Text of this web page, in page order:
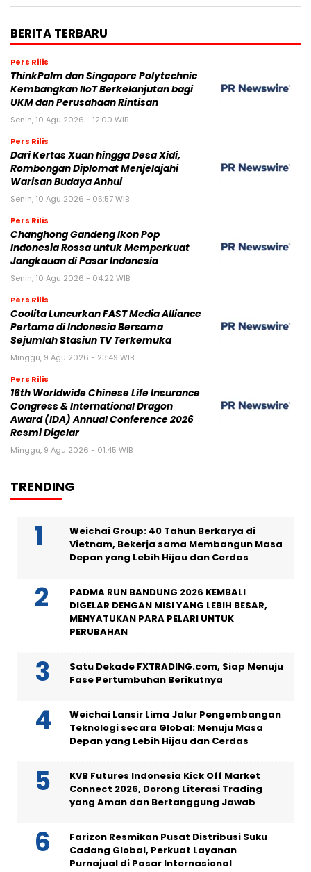
BERITA TERBARU
Pers Rilis
ThinkPalm dan Singapore Polytechnic
Kembangkan IIoT Berkelanjutan bagi
UKM dan Perusahaan Rintisan
Senin, 10 Agu 2026 - 12:00 WIB
Pers Rilis
Dari Kertas Xuan hingga Desa Xidi,
Rombongan Diplomat Menjelajahi
Warisan Budaya Anhui
Senin, 10 Agu 2026 - 05:57 WIB
Pers Rilis
Changhong Gandeng Ikon Pop
Indonesia Rossa untuk Memperkuat
Jangkauan di Pasar Indonesia
Senin, 10 Agu 2026 - 04:22 WIB
Pers Rilis
Coolita Luncurkan FAST Media Alliance
Pertama di Indonesia Bersama
Sejumlah Stasiun TV Terkemuka
Minggu, 9 Agu 2026 - 23:49 WIB
Pers Rilis
16th Worldwide Chinese Life Insurance
Congress & International Dragon
Award (IDA) Annual Conference 2026
Resmi Digelar
Minggu, 9 Agu 2026 - 01:45 WIB
TRENDING
Weichai Group: 40 Tahun Berkarya di
Vietnam, Bekerja sama Membangun Masa
Depan yang Lebih Hijau dan Cerdas
PADMA RUN BANDUNG 2026 KEMBALI
DIGELAR DENGAN MISI YANG LEBIH BESAR,
MENYATUKAN PARA PELARI UNTUK
PERUBAHAN
Satu Dekade FXTRADING.com, Siap Menuju
Fase Pertumbuhan Berikutnya
Weichai Lansir Lima Jalur Pengembangan
Teknologi secara Global: Menuju Masa
Depan yang Lebih Hijau dan Cerdas
KVB Futures Indonesia Kick Off Market
Connect 2026, Dorong Literasi Trading
yang Aman dan Bertanggung Jawab
Farizon Resmikan Pusat Distribusi Suku
Cadang Global, Perkuat Layanan
Purnajual di Pasar Internasional